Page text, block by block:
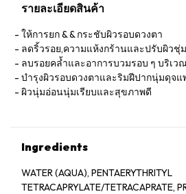
รายละเอียดสินค้า
ให้การยก & & กระชับผิวรอบดวงตา
ลดริ้วรอย,ความแห้งกร้านและปรับผิวชุ่
ลบรอยคล้ำและอาการบวมรอบ ๆ บริเว
บำรุงผิวรอบดวงตาและริมฝีปากนุ่มดุจแ
ผิวนุ่มอ่อนนุ่มเรียบและสุขภาพดี
Ingredients
WATER (AQUA), PENTAERYTHRITYL
TETRACAPRYLATE/TETRACAPRATE,